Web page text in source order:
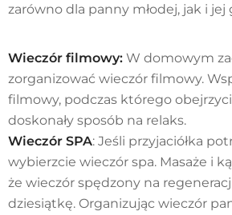
zarówno dla panny młodej, jak i jej
Wieczór filmowy: W domowym
zorganizować wieczór filmowy.
filmowy, podczas którego
doskonały sposób na relaks.
Wieczór SPA: Jeśli przyjaciółka
wybierzcie wieczór spa. Masaże i
że wieczór spędzony na
dziesiątkę. Organizując wieczór